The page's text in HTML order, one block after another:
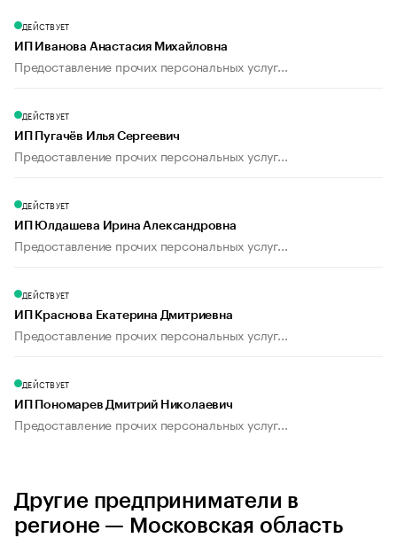
ДЕЙСТВУЕТ
ИП Иванова Анастасия Михайловна
Предоставление прочих персональных услуг...
ДЕЙСТВУЕТ
ИП Пугачёв Илья Сергеевич
Предоставление прочих персональных услуг...
ДЕЙСТВУЕТ
ИП Юлдашева Ирина Александровна
Предоставление прочих персональных услуг...
ДЕЙСТВУЕТ
ИП Краснова Екатерина Дмитриевна
Предоставление прочих персональных услуг...
ДЕЙСТВУЕТ
ИП Пономарев Дмитрий Николаевич
Предоставление прочих персональных услуг...
Другие предприниматели в
регионе — Московская область